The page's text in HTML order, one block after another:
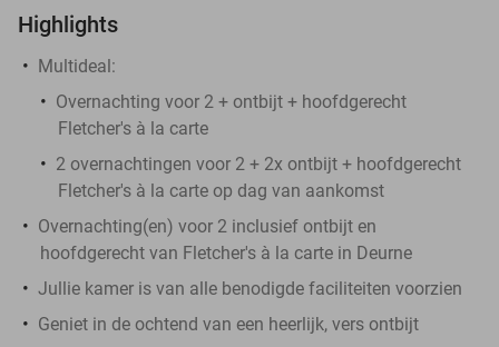
Highlights
Multideal:
Overnachting voor 2 + ontbijt + hoofdgerecht
Fletcher's à la carte
2 overnachtingen voor 2 + 2x ontbijt + hoofdgerecht
Fletcher's à la carte op dag van aankomst
Overnachting(en) voor 2 inclusief ontbijt en
hoofdgerecht van Fletcher's à la carte in Deurne
Jullie kamer is van alle benodigde faciliteiten voorzien
Geniet in de ochtend van een heerlijk, vers ontbijt